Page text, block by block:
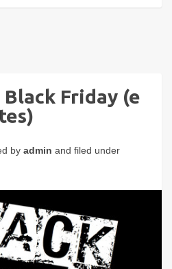
Friday (e
byadmin and filed under